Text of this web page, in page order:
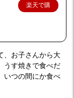
楽天で購
、お子さんから大
うす焼きで食べだ
いつの間にか食べ